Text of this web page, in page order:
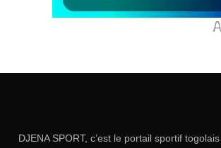
DJENA SPORT, c’est le portail sportif togolais